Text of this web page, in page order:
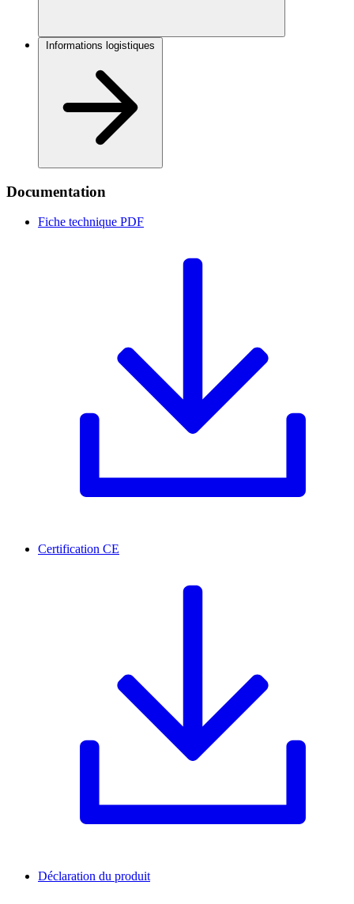
Documentation
Fiche technique PDF
Certification CE
Déclaration du produit